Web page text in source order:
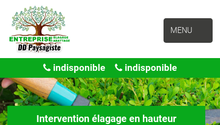
MENU
indisponible indisponible
Intervention élagage en hauteur